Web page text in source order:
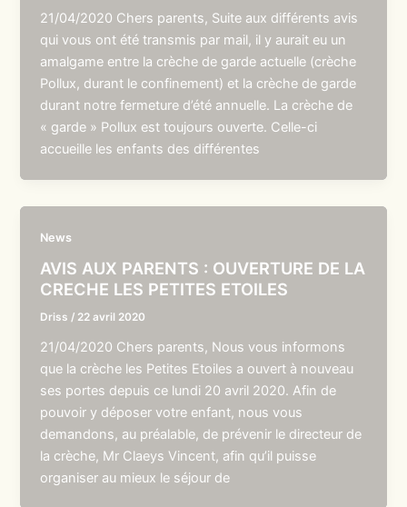
21/04/2020 Chers parents, Suite aux différents avis
qui vous ont été transmis par mail, il y aurait eu un
amalgame entre la crèche de garde actuelle (crèche
Pollux, durant le confinement) et la crèche de garde
durant notre fermeture d’été annuelle. La crèche de
« garde » Pollux est toujours ouverte. Celle-ci
accueille les enfants des différentes
News
AVIS AUX PARENTS : OUVERTURE DE LA
CRECHE LES PETITES ETOILES
Driss / 22 avril 2020
21/04/2020 Chers parents, Nous vous informons
que la crèche les Petites Etoiles a ouvert à nouveau
ses portes depuis ce lundi 20 avril 2020. Afin de
pouvoir y déposer votre enfant, nous vous
demandons, au préalable, de prévenir le directeur de
la crèche, Mr Claeys Vincent, afin qu’il puisse
organiser au mieux le séjour de